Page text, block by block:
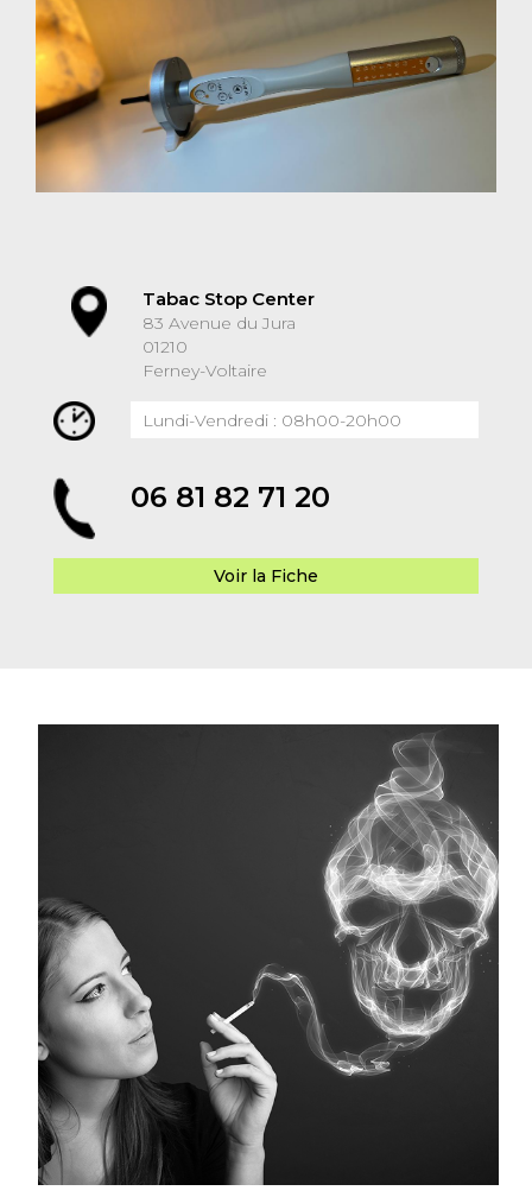
Tabac Stop Center
83 Avenue du Jura
01210
Ferney-Voltaire
Lundi-Vendredi : 08h00-20h00
06 81 82 71 20
Voir la Fiche